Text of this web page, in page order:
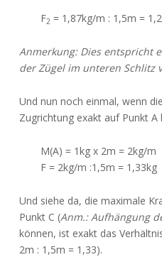
F2 = 1,87kg/m : 1,5m =
Anmerkung: Dies entspricht
der Zügel im unteren Schlitz
Und nun noch einmal, wenn
Zugrichtung exakt auf Punkt A
M(A) = 1kg x 2m = 2kg/m
F = 2kg/m :1,5m = 1,33kg
Und siehe da, die maximale
Punkt C (Anm.: Aufhängung
können, ist exakt das
2m : 1,5m = 1,33).